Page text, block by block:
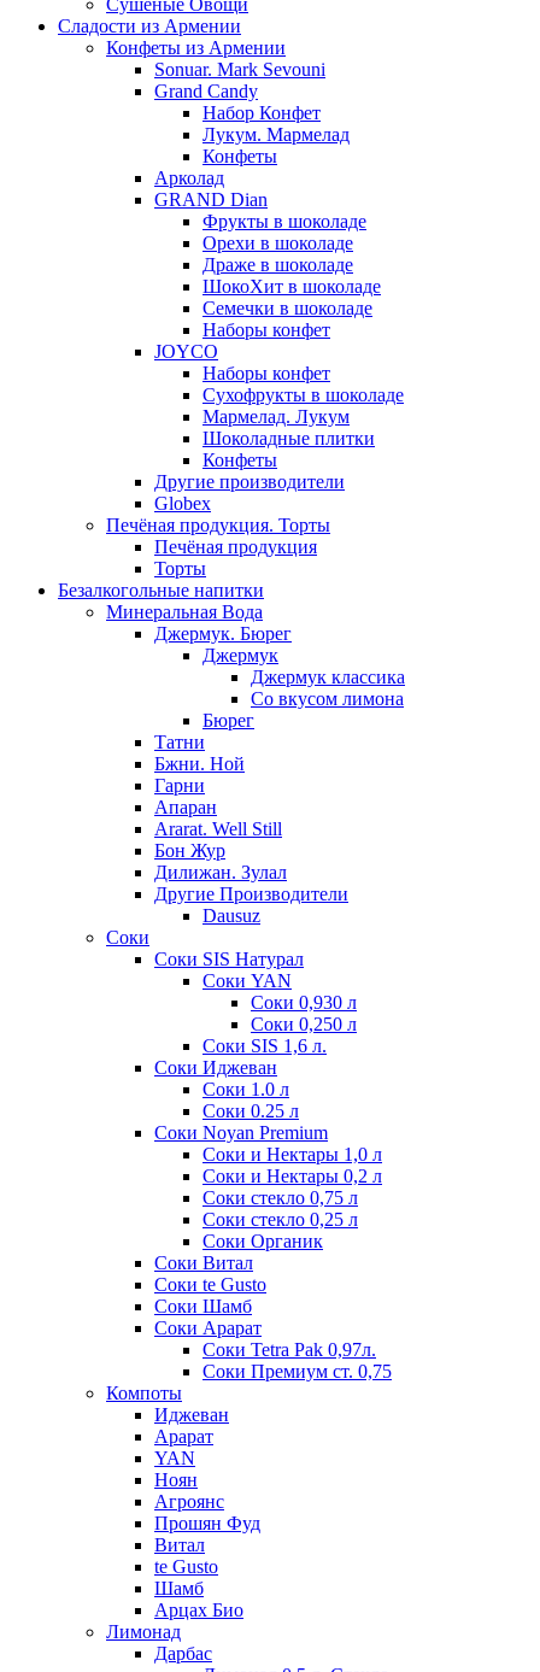
Сушеные Овощи
Сладости из Армении
Конфеты из Армении
Sonuar. Mark Sevouni
Grand Candy
Набор Конфет
Лукум. Мармелад
Конфеты
Арколад
GRAND Dian
Фрукты в шоколаде
Орехи в шоколаде
Драже в шоколаде
ШокоХит в шоколаде
Семечки в шоколаде
Наборы конфет
JOYCO
Наборы конфет
Сухофрукты в шоколаде
Мармелад. Лукум
Шоколадные плитки
Конфеты
Другие производители
Globex
Печёная продукция. Торты
Печёная продукция
Торты
Безалкогольные напитки
Минеральная Вода
Джермук. Бюрег
Джермук
Джермук классика
Со вкусом лимона
Бюрег
Татни
Бжни. Ной
Гарни
Апаран
Ararat. Well Still
Бон Жур
Дилижан. Зулал
Другие Производители
Dausuz
Соки
Соки SIS Натурал
Соки YAN
Соки 0,930 л
Соки 0,250 л
Соки SIS 1,6 л.
Соки Иджеван
Соки 1.0 л
Соки 0.25 л
Соки Noyan Premium
Соки и Нектары 1,0 л
Соки и Нектары 0,2 л
Соки стекло 0,75 л
Соки стекло 0,25 л
Соки Органик
Соки Витал
Соки te Gusto
Соки Шамб
Соки Арарат
Соки Tetra Pak 0,97л.
Соки Премиум ст. 0,75
Компоты
Иджеван
Арарат
YAN
Ноян
Агроянс
Прошян Фуд
Витал
te Gusto
Шамб
Арцах Био
Лимонад
Дарбас